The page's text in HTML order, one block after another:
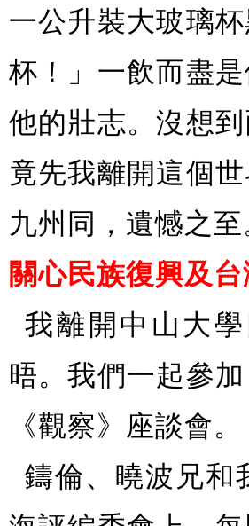
一公升裝大玻璃
杯！」一飲而盡
他的壯志。沒想
竟先我離開這個
九州同，遺憾之
關心民族復興及
我離開中山大
晤。我們一起參
《觀察》座談會。
鑄倫、曉波兄和